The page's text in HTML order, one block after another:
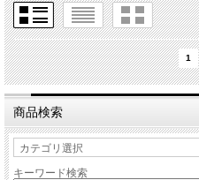
1
商品検索
キーワード検索